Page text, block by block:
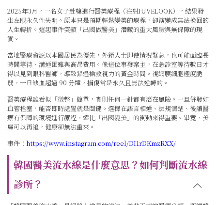
2025年3月，一名女子赴韓進行醫美療程（注射JUVELOOK），結果發
生左眼永久性失明。原本只是預期輕鬆變美的療程，卻演變成無法挽回的
人生轉折。這起事件突顯「出國做醫美」潛藏的重大風險與無保障的現
實。
當地醫療資源以本國居民為優先，外籍人士即使情況緊急，也可能面臨長
時間等待、溝通困難與高昂費用。像這位事發案主，在急診室等待數日才
得以見到眼科醫師，導致錯過搶救視力的黃金時間。視網膜細胞極度脆
弱，一旦缺血超過 90 分鐘，損傷常是永久且無法逆轉的。
醫美療程雖看似「微整」簡單，實則任何一針都有潛在風險。一旦併發如
血管栓塞，能否即時處置就是關鍵。選擇在語言相通、法規清楚、後續醫
療有保障的環境進行療程，遠比「出國變美」的衝動來得重要。畢竟，美
麗可以再追，健康卻無法重來。
事件： https://www.instagram.com/reel/DI1rDKmzRXX/
韓國醫美流水線是什麼意思？如何判斷流水線
診所？